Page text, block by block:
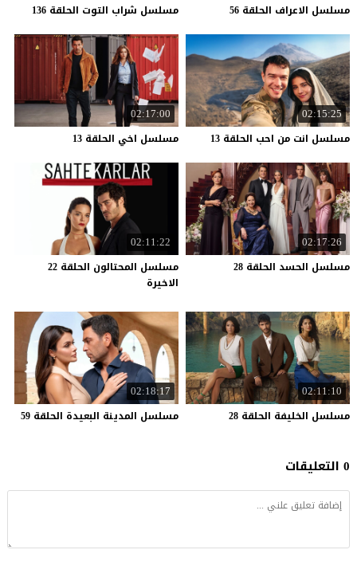
مسلسل الاعراف الحلقة 56 مسلسل شراب التوت الحلقة 136
02:15:25
مسلسل انت من احب الحلقة 13
02:17:00
مسلسل اخي الحلقة 13
02:17:26
مسلسل الحسد الحلقة 28
02:11:22
مسلسل المحتالون الحلقة 22
الاخيرة
02:11:10
مسلسل الخليفة الحلقة 28
02:18:17
مسلسل المدينة البعيدة الحلقة 59
0 التعليقات